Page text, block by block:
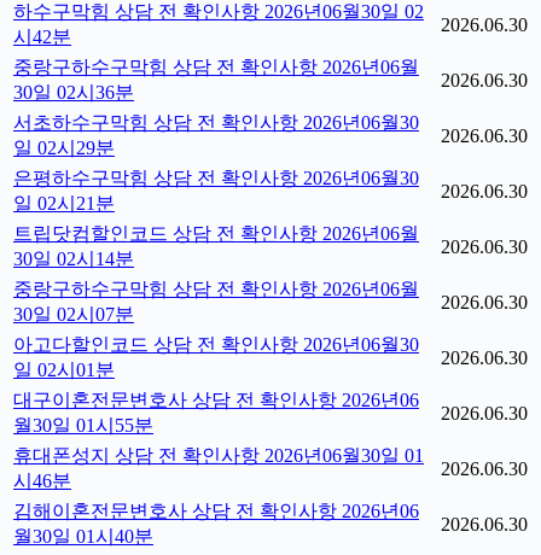
하수구막힘 상담 전 확인사항 2026년06월30일 02
시42분
2026.06.30
중랑구하수구막힘 상담 전 확인사항 2026년06월
30일 02시36분
2026.06.30
서초하수구막힘 상담 전 확인사항 2026년06월30
일 02시29분
2026.06.30
은평하수구막힘 상담 전 확인사항 2026년06월30
일 02시21분
2026.06.30
트립닷컴할인코드 상담 전 확인사항 2026년06월
30일 02시14분
2026.06.30
중랑구하수구막힘 상담 전 확인사항 2026년06월
30일 02시07분
2026.06.30
아고다할인코드 상담 전 확인사항 2026년06월30
일 02시01분
2026.06.30
대구이혼전문변호사 상담 전 확인사항 2026년06
월30일 01시55분
2026.06.30
휴대폰성지 상담 전 확인사항 2026년06월30일 01
시46분
2026.06.30
김해이혼전문변호사 상담 전 확인사항 2026년06
월30일 01시40분
2026.06.30